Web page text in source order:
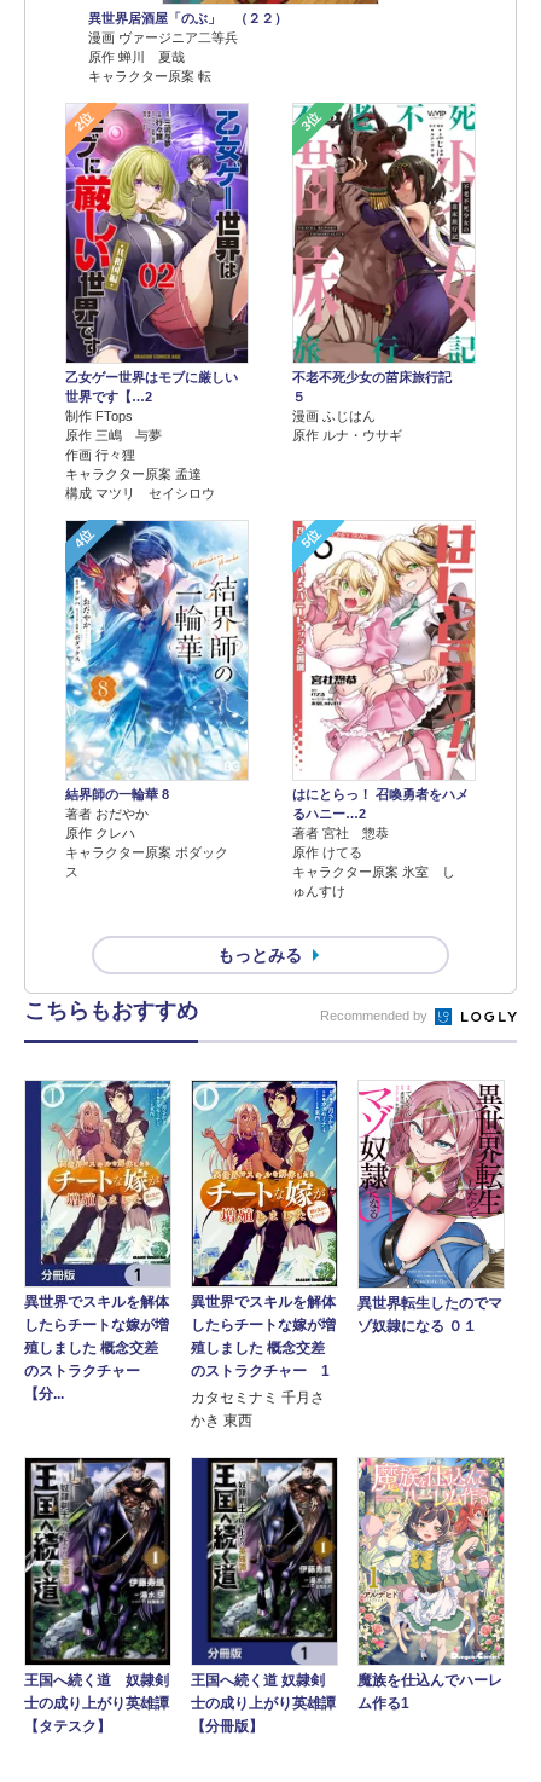
異世界居酒屋「のぶ」 （２２）
漫画 ヴァージニア二等兵
原作 蝉川 夏哉
キャラクター原案 転
2位
乙女ゲー世界はモブに厳しい
世界です【…2
制作 FTops
原作 三嶋 与夢
作画 行々狸
キャラクター原案 孟達
構成 マツリ セイシロウ
3位
不老不死少女の苗床旅行記
５
漫画 ふじはん
原作 ルナ・ウサギ
4位
結界師の一輪華 8
著者 おだやか
原作 クレハ
キャラクター原案 ボダック
ス
5位
はにとらっ！ 召喚勇者をハメ
るハニー…2
著者 宮社 惣恭
原作 けてる
キャラクター原案 氷室 し
ゅんすけ
もっとみる
こちらもおすすめ Recommended by
異世界でスキルを解体
したらチートな嫁が増
殖しました 概念交差
のストラクチャー
【分...
異世界でスキルを解体
したらチートな嫁が増
殖しました 概念交差
のストラクチャー 1
カタセミナミ 千月さ
かき 東西
異世界転生したのでマ
ゾ奴隷になる ０１
王国へ続く道 奴隷剣
士の成り上がり英雄譚
【タテスク】
王国へ続く道 奴隷剣
士の成り上がり英雄譚
【分冊版】
魔族を仕込んでハーレ
ム作る1